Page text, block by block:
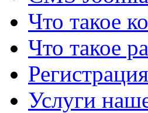
Что такое
Что такое
Услуги